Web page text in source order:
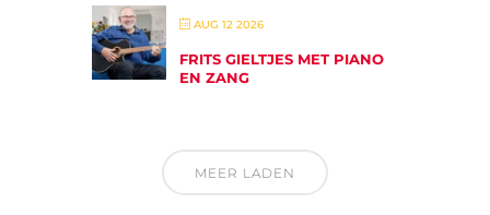
AUG 12 2026
FRITS GIELTJES MET PIANO
EN ZANG
MEER LADEN